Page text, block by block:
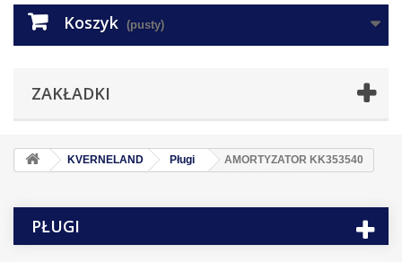
Koszyk (pusty)
ZAKŁADKI
KVERNELAND Pługi AMORTYZATOR KK353540
PŁUGI